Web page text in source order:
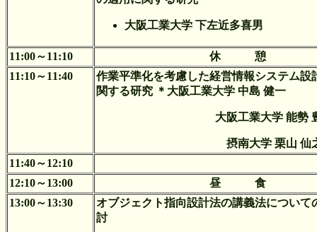
大阪工業大学 下左近多喜男
11:00～11:10
休 憩
11:10～11:40
作業平準化を考慮した経営情報システム設
関する研究 ＊大阪工業大学 中島 健一
大阪工業大学 能勢
摂南大学 栗山 仙
11:40～12:10
12:10～13:00
昼 食
13:00～13:30
オブジェクト指向設計法の講義法について
討